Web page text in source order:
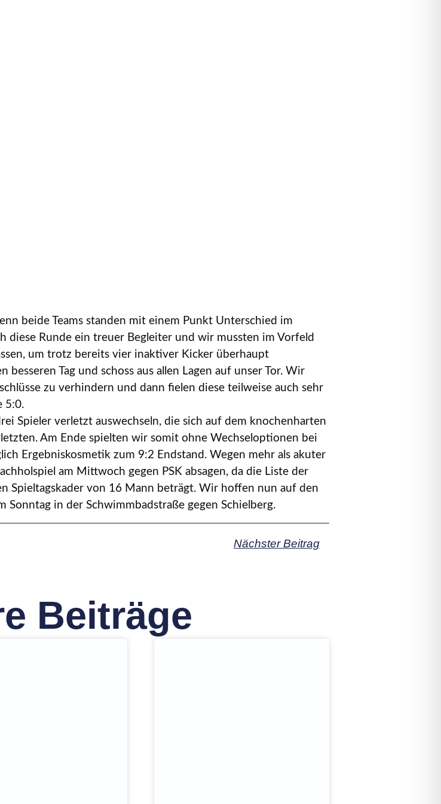
beide Teams standen mit einem Punkt Unterschied im
diese Runde ein treuer Begleiter und wir mussten im Vorfeld
um trotz bereits vier inaktiver Kicker überhaupt
Tag und schoss aus allen Lagen auf unser Tor. Wir
zu verhindern und dann fielen diese teilweise auch sehr
5:0.
Spieler verletzt auswechseln, die sich auf dem knochenharten
Am Ende spielten wir somit ohne Wechseloptionen bei
Ergebniskosmetik zum 9:2 Endstand. Wegen mehr als akuter
am Mittwoch gegen PSK absagen, da die Liste der
Spieltagskader von 16 Mann beträgt. Wir hoffen nun auf den
Sonntag in der Schwimmbadstraße gegen Schielberg.
Nächster Beitrag
Beiträge